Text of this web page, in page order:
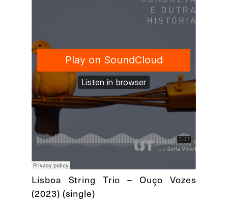
Lisboa String Trio – Ouço Vozes
(2023) (single)